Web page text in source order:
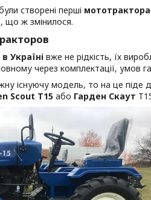
створені перші мототрактора
що ж змінилося.
Україні вже не рідкість, їх
через комплектації, умов
існуючу модель, то на це піде
Scout T15 або Гарден Скаут